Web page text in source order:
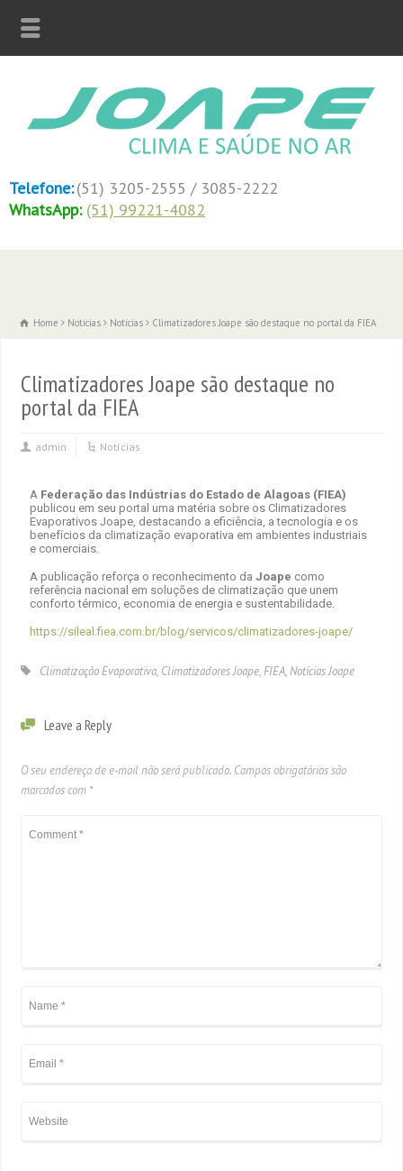
Telefone:(51) 3205-2555 / 3085-2222
WhatsApp: (51) 99221-4082
Home Notícias Notícias Climatizadores Joape são destaque no portal da FIEA
Climatizadores Joape são destaque no
portal da FIEA
admin Notícias
A Federação das Indústrias do Estado de Alagoas (FIEA)
publicou em seu portal uma matéria sobre os Climatizadores
Evaporativos Joape, destacando a eficiência, a tecnologia e os
benefícios da climatização evaporativa em ambientes industriais
e comerciais.
A publicação reforça o reconhecimento daJoape como
referência nacional em soluções de climatização que unem
conforto térmico, economia de energia e sustentabilidade.
https://sileal.fiea.com.br/blog/servicos/climatizadores-joape/
Climatização Evaporativa, Climatizadores Joape,FIEA,Notícias Joape
Leave a Reply
O seu endereço de e-mail não será publicado. Campos obrigatórios são
marcados com *